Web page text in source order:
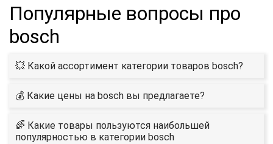
Популярные вопросы про
bosch
💥 Какой ассортимент категории товаров bosch?
💰 Какие цены на bosch вы предлагаете?
🌈 Какие товары пользуются наибольшей
популярностью в категории bosch